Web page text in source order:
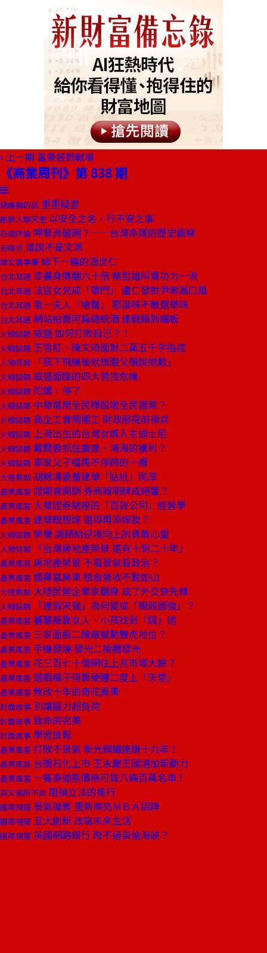
上一期 富豪殺戮戰場
《商業周刊》第 838 期
總編輯的話 重重疑雲
創辦人聊天室 以安全之名，行不安之事
石頭評論 呷緊弄破碗？──台灣命運的歷史觀察
去梯言 誰說不是文革
陳文茜專欄 給下一輪的溫世仁
台北耳語 漆畫身價翻六十倍 蔡哲雄叫賣功力一流
台北耳語 法官女兒成「罩門」 盧仁發對尹案漏口風
台北耳語 第一夫人「嗆聲」 耶誕味不敵選舉味
台北耳語 網站拍賣阿扁總統酒 連戰踢到鐵板
火線話題 威盛 如何打敗自己？！
火線話題 王雪紅、陳文琦面對二萬五千字指控
人物特寫 「我下飛機後就想跟父親說抱歉」
火線話題 威盛面臨的四大管控危機
火線話題 陀螺，停了
火線話題 中華電用全民釋股吸全民選票？
火線話題 高企工會鬧罷工 財政部提前操兵
火線話題 上海出生的台灣女婿入主迪士尼
火線話題 戴爾要抓住廣達、鴻海的獲利？
火線話題 辜家父子檔馬不停蹄的一週
大陸焦點 胡錦濤要董建華「貼近」民眾
產業風雲 證期會開鍘 券商報明牌成絕響？
產業風雲 大華證券總座的「百貨公司」經營學
產業風雲 建華銀想嫁 還得再添嫁妝？
火線話題 榮譽 請歸給逆境向上的勇敢心靈
人物特寫 「台灣房地產榮景 還有十到二十年」
產業風雲 房地產榮景 不看景氣看政治？
產業風雲 國壽當房東 租金營收不動如山
大陸焦點 大陸民營企業家翻身 成了外交急先鋒
火線話題 「連弱宋強」為何變成「親弱國強」？
產業風雲 蕃薯藤靠女人、小孩找到「錢」途
產業風雲 三家面板二線廠撼動雙虎地位？
產業風雲 手機發燒 發光二極體發光
產業風雲 花三百七十億網住上兆市場大餅？
產業風雲 遊戲橘子得靠硬體二度上「天堂」
產業風雲 教改十年的奇花異果
封面故事 別讓腦力超負荷
封面故事 致命的完美
封面故事 學習放鬆
產業風雲 打敗不景氣 新光鋼鐵連賺十九年！
產業風雲 台塑石化上市 王永慶王國增加新動力
產業風雲 一隻泰迪熊價格可買八輛百萬名車！
英文無所不談 阻撓立法的進行
國際視窗 景氣復甦 重新擦亮ＭＢＡ招牌
國際視窗 五大創新 改寫未來生活
國際視窗 英國網路銀行 跨不過英倫海峽？